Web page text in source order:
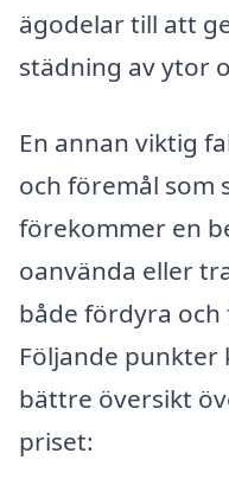
ägodelar till att
städning av ytor
En annan viktig
och föremål som
förekommer en
oanvända eller
både fördyra och
Följande punkter
bättre översikt
priset: